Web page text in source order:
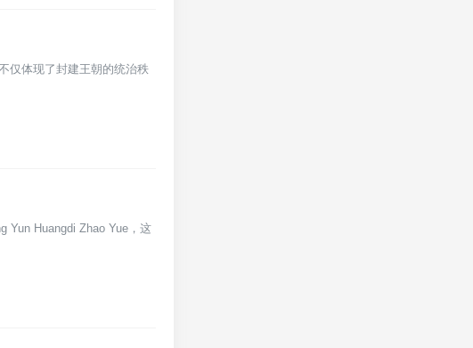
仅体现了封建王朝的统治秩
Yun Huangdi Zhao Yue，这